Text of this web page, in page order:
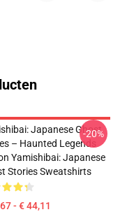
Japanese Ghost
– Haunted Legends
Yamishibai: Japanese
Stories Sweatshirts
- € 44,11
-20%